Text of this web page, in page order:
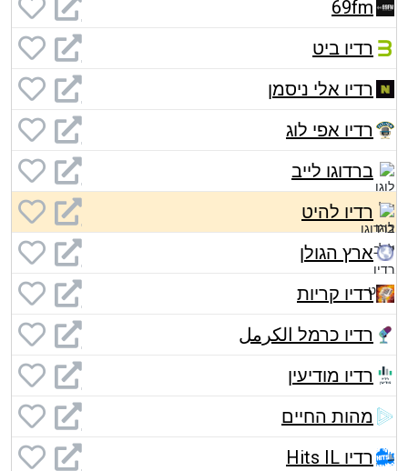
69fm
רדיו ביט
רדיו אלי ניסמן
רדיו אפי לוג
ברדוגו לייב
רדיו להיט
ארץ הגולן
רדיו קריות
רדיו כרמל الكرمل
רדיו מודיעין
מהות החיים
רדיו Hits IL